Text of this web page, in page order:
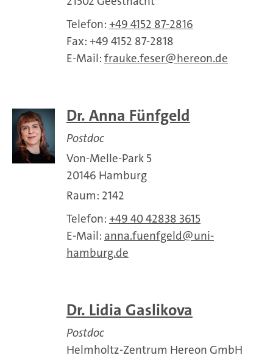
Telefon: +49 4152 87-2816
Fax: +49 4152 87-2818
E-Mail: frauke.feser hereon.de
Dr. Anna Fünfgeld
Postdoc
Von-Melle-Park 5
20146 Hamburg
Raum: 2142
Telefon: +49 40 42838 3615
E-Mail: anna.fuenfgeld
uni-
hamburg.de
Dr. Lidia Gaslikova
Postdoc
Helmholtz-Zentrum Hereon GmbH